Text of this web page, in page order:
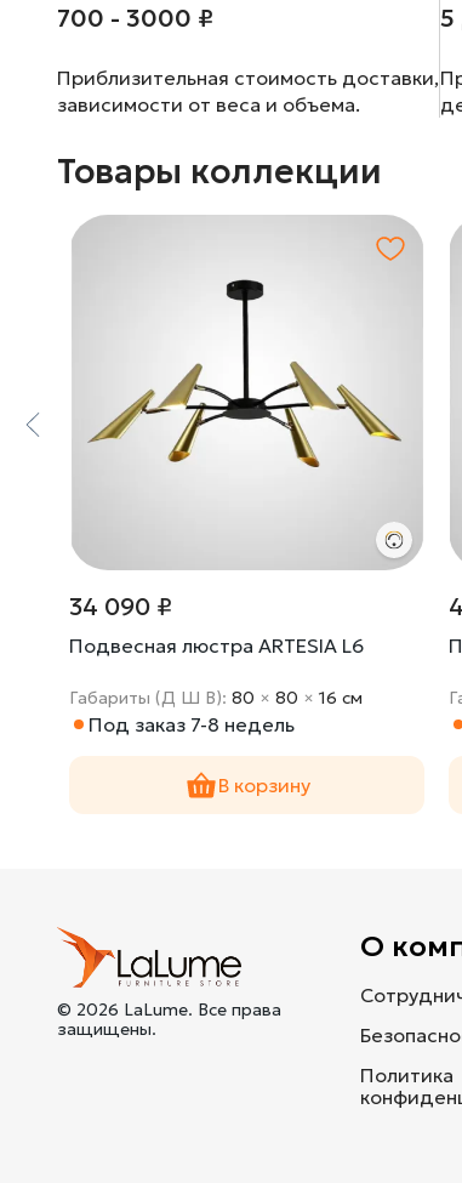
700 - 3000 ₽
Приблизительная стоимость доставки,
зависимости от веса и объема.
5
Товары коллекции
34 090 ₽
Подвесная люстра ARTESIA L6
Габариты (Д Ш В):80 ×80 ×16 cм
Под заказ 7-8 недель
В корзину
© 2026 LaLume. Все права
защищены.
О
Политика